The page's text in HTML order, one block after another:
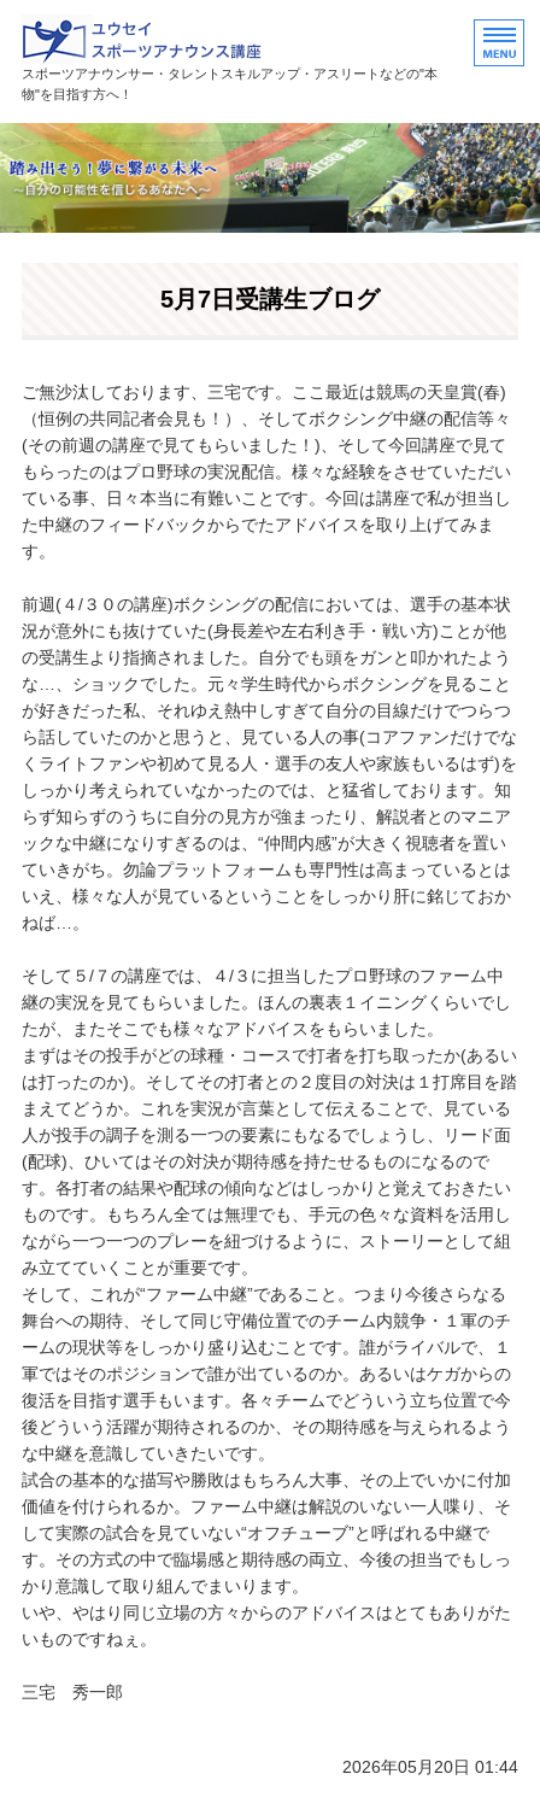
ユウセイスポーツアナウンスス
スポーツアナウンサー・タレントスキルアップ・アスリートなどの"本
物"を目指す方へ！
HOME
講座紹介
活躍中の卒業生・受講生5月7日受講生ブログ
ご無沙汰しております、三宅です。ここ最近は競馬の天皇賞(春)
（恒例の共同記者会見も！）、そしてボクシング中継の配信等々
(その前週の講座で見てもらいました！)、そして今回講座で見て
もらったのはプロ野球の実況配信。様々な経験をさせていただい
ている事、日々本当に有難いことです。今回は講座で私が担当し
た中継のフィードバックからでたアドバイスを取り上げてみま
す。
前週(４/３０の講座)ボクシングの配信においては、選手の基本状
況が意外にも抜けていた(身長差や左右利き手・戦い方)ことが他
の受講生より指摘されました。自分でも頭をガンと叩かれたよう
な…、ショックでした。元々学生時代からボクシングを見ること
が好きだった私、それゆえ熱中しすぎて自分の目線だけでつらつ
ら話していたのかと思うと、見ている人の事(コアファンだけでな
くライトファンや初めて見る人・選手の友人や家族もいるはず)を
しっかり考えられていなかったのでは、と猛省しております。知
らず知らずのうちに自分の見方が強まったり、解説者とのマニア
ックな中継になりすぎるのは、“仲間内感”が大きく視聴者を置い
ていきがち。勿論プラットフォームも専門性は高まっているとは
いえ、様々な人が見ているということをしっかり肝に銘じておか
ねば…。
そして５/７の講座では、４/３に担当したプロ野球のファーム中
継の実況を見てもらいました。ほんの裏表１イニングくらいでし
たが、またそこでも様々なアドバイスをもらいました。
まずはその投手がどの球種・コースで打者を打ち取ったか(あるい
は打ったのか)。そしてその打者との２度目の対決は１打席目を踏
まえてどうか。これを実況が言葉として伝えることで、見ている
人が投手の調子を測る一つの要素にもなるでしょうし、リード面
(配球)、ひいてはその対決が期待感を持たせるものになるので
す。各打者の結果や配球の傾向などはしっかりと覚えておきたい
ものです。もちろん全ては無理でも、手元の色々な資料を活用し
ながら一つ一つのプレーを紐づけるように、ストーリーとして組
み立てていくことが重要です。
そして、これが“ファーム中継”であること。つまり今後さらなる
舞台への期待、そして同じ守備位置でのチーム内競争・１軍のチ
ームの現状等をしっかり盛り込むことです。誰がライバルで、１
軍ではそのポジションで誰が出ているのか。あるいはケガからの
復活を目指す選手もいます。各々チームでどういう立ち位置で今
後どういう活躍が期待されるのか、その期待感を与えられるよう
な中継を意識していきたいです。
試合の基本的な描写や勝敗はもちろん大事、その上でいかに付加
価値を付けられるか。ファーム中継は解説のいない一人喋り、そ
して実際の試合を見ていない“オフチューブ”と呼ばれる中継で
す。その方式の中で臨場感と期待感の両立、今後の担当でもしっ
かり意識して取り組んでまいります。
いや、やはり同じ立場の方々からのアドバイスはとてもありがた
いものですねぇ。
三宅 秀一郎
2026年05月20日 01:44